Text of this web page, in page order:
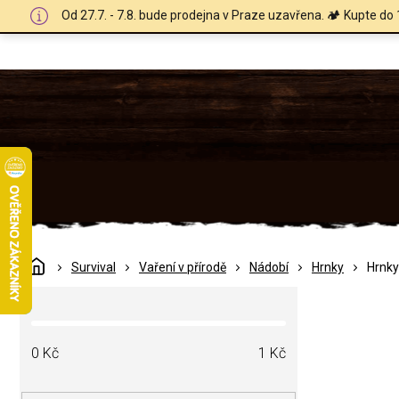
Od 27.7. - 7.8. bude prodejna v Praze uzavřena. 🏕️ Kupte
DomůSurvival Vaření v přírodě Nádobí Hrnky
P
o
a
0 Kč 1 Kč